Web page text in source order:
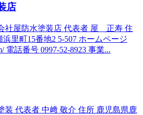
店
社屋防水塗装店 代表者 屋 正寿 住
里町15番地2 5-507 ホームページ
電話番号 0997-52-8923 事業...
装 代表者 中﨑 敬介 住所 鹿児島県鹿